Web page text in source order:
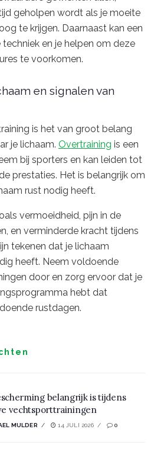
geholpen wordt als je moeite
te krijgen. Daarnaast kan een
en je helpen om deze
te voorkomen.
en signalen van
is het van groot belang
je lichaam. Overtraining is een
bij sporters en kan leiden tot
prestaties. Het is belangrijk om
rust nodig heeft.
vermoeidheid, pijn in de
en verminderde kracht tijdens
tekenen dat je lichaam
heeft. Neem voldoende
door en zorg ervoor dat je
hebt dat
rustdagen.
belangrijk is tijdens
vechtsporttrainingen
MULDER 14 JULI 2026 0